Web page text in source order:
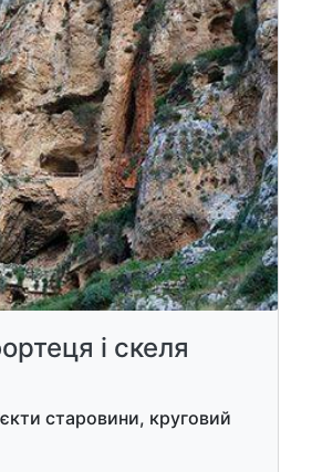
і скеля
старовини, круговий